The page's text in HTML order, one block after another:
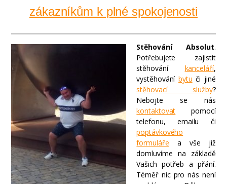
zákazníkům k plné spokojenosti
Stěhování Absolut.
Potřebujete zajistit
stěhování kanceláří,
vystěhováníbytu či jiné
stěhovací služby?
Nebojte se nás
kontaktovat pomocí
telefonu, emailu či
poptávkového
formuláře a vše již
domluvíme na základě
Vašich potřeb a přání.
Téměř nic pro nás není